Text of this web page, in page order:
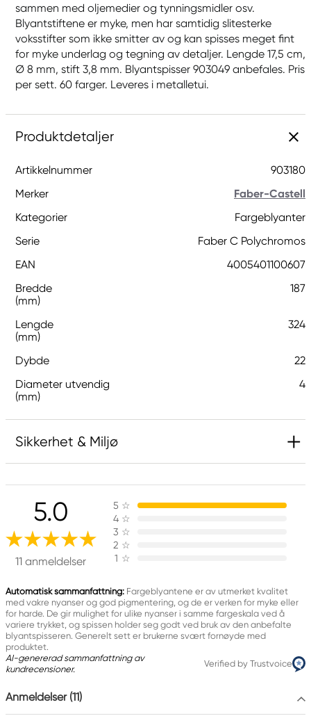
sammen med oljemedier og tynningsmidler osv.
Blyantstiftene er myke, men har samtidig slitesterke
voksstifter som ikke smitter av og kan spisses meget fint
for myke underlag og tegning av detaljer. Lengde 17,5 cm,
Ø 8 mm, stift 3,8 mm. Blyantspisser 903049 anbefales. Pris
per sett. 60 farger. Leveres i metalletui.
Produktdetaljer
Artikkelnummer
903180
Merker
Faber-Castell
Kategorier
Fargeblyanter
Serie
Faber C Polychromos
EAN
4005401100607
Bredde
(mm)
187
Lengde
(mm)
324
Dybde
22
Diameter utvendig
(mm)
4
Sikkerhet & Miljø
Ansvarlig EU
Faber-Castell
Faber-Castell Ag
Nürnberger Straße 2
90546 Stein, Germany
+49 (0) 911 9965-0
5.0
11 anmeldelser
5 ☆
4 ☆
3 ☆
2 ☆
1 ☆
Automatisk sammanfattning: Fargeblyantene er av utmerket kvalitet
med vakre nyanser og god pigmentering, og de er verken for myke eller
for harde. De gir mulighet for ulike nyanser i samme fargeskala ved å
variere trykket, og spissen holder seg godt ved bruk av den anbefalte
blyantspisseren. Generelt sett er brukerne svært fornøyde med
produktet.
AI-genererad sammanfattning av
kundrecensioner.
Verified by Trustvoice
Anmeldelser (11)